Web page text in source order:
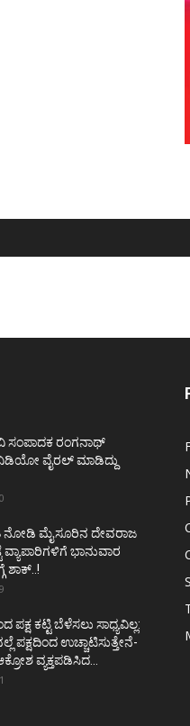
ಸಂಪಾದಕ ರಂಗನಾಥ್
ವೈರಲ್ ಮಾಡಿದ್ದು
ನೋಡಿ ಮೈಸೂರಿನ ದೇವರಾಜ
ವ್ಯಾಪಾರಿಗಳಿಗೆ ಭಾನುವಾರ
ಶಾಕ್..!
ಪಕ್ಷ ಕಟ್ಟಿ ಬೆಳೆಸಲು ಸಾಧ್ಯವಿಲ್ಲ:
ಪಕ್ಷದಿಂದ ಉಚ್ಚಾಟಿಸುತ್ತೇನೆ-
ವ್ಯಕ್ತಪಡಿಸಿದ...